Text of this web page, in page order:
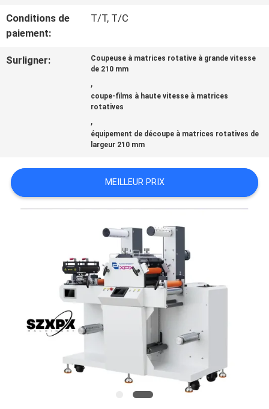
PROPOS
DE
NOUS
CONTRÔLE
QUALITÉ
NOUS
CONTACTER
Conditions de
paiement:
T/T, T/C
Surligner:
Coupeuse à matrices rotative à grande vitesse
de 210 mm
,
coupe-films à haute vitesse à matrices
rotatives
,
équipement de découpe à matrices rotatives de
largeur 210 mm
MEILLEUR PRIX